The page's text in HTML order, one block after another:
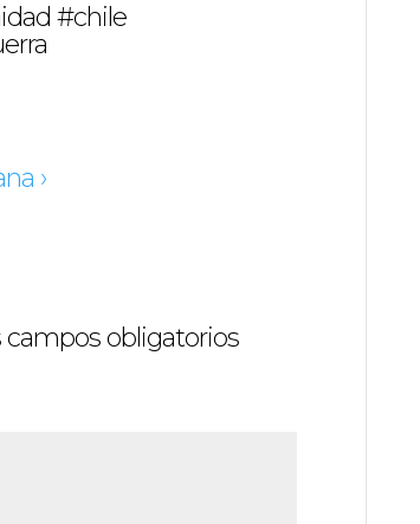
#chile
›
campos obligatorios